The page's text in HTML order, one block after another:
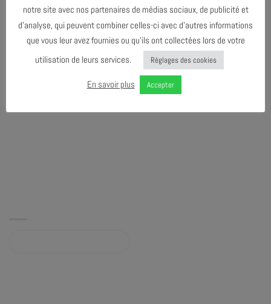
notre site avec nos partenaires de médias sociaux, de publicité et
d’analyse, qui peuvent combiner celles-ci avec d’autres informations
que vous leur avez fournies ou qu’ils ont collectées lors de votre
utilisation de leurs services.
Réglages des cookies
En savoir plus Accepter